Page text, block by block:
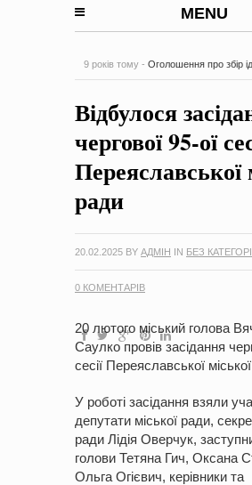
MENU
9 років тому - Оголошення про збір
на період 2018 – 2020 роки
проектів-
Відбулося
чергової 95-ої
Переяславської
ради
20.02.2025 BY АДМІН IN БЕЗ
0 КОМЕНТАРІВ
20 лютого міський голова
Саулко провів засідання
сесії Переяславської
У роботі засідання взяли
депутати міської ради,
ради Лідія Оверчук,
голови Тетяна Гич, Оксана
Ольга Огієвич, керівники та